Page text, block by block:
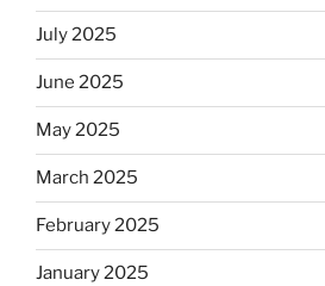
July 2025
June 2025
May 2025
March 2025
February 2025
January 2025